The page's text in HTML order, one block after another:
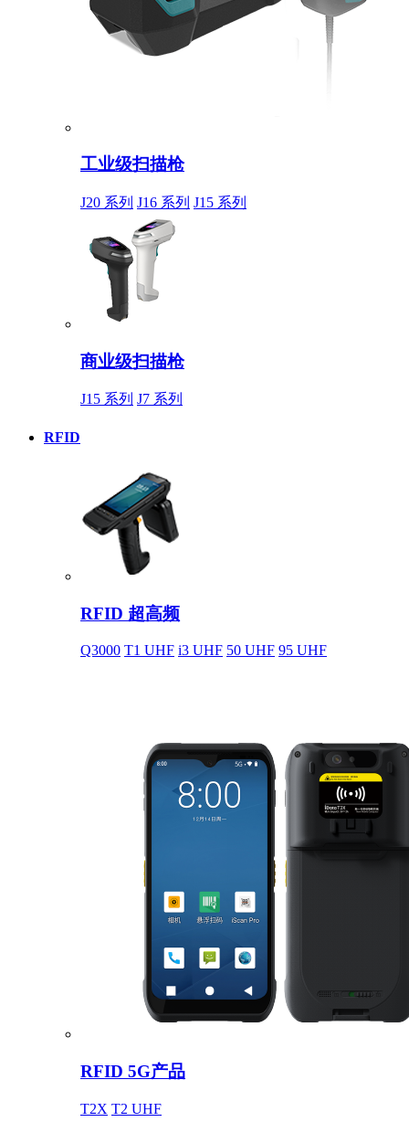
工业级扫描枪
J20 系列 J16 系列 J15 系列
商业级扫描枪
J15 系列 J7 系列
RFID
RFID 超高频
Q3000 T1 UHF i3 UHF 50 UHF 95 UHF
RFID 5G产品
T2X T2 UHF